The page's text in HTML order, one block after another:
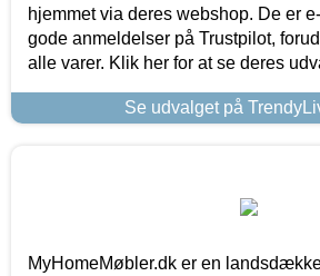
hjemmet via deres webshop. De er
gode anmeldelser på Trustpilot,
alle varer. Klik her for at se deres
Se udvalget på
MyHomeMøbler.dk er en